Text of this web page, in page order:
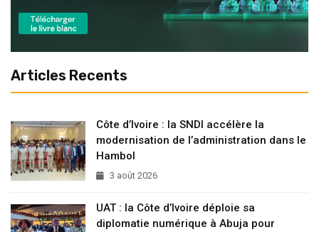
Articles Recents
Côte d’Ivoire : la SNDI accélère la
modernisation de l’administration dans le
Hambol
3 août 2026
UAT : la Côte d’Ivoire déploie sa
diplomatie numérique à Abuja pour